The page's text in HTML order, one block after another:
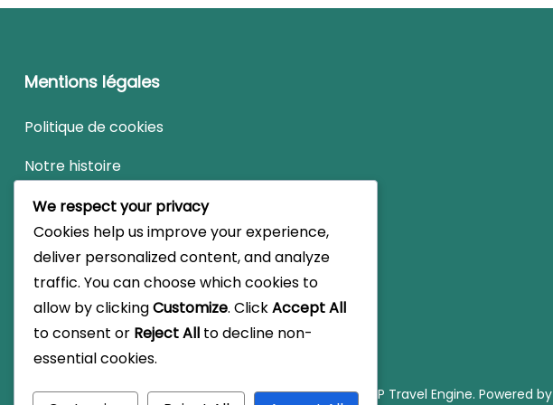
Mentions légales
Politique de cookies
Notre histoire
Termes et conditions
Votre vie privée
Contactez-nous
© Copyright 2026 gunbladesaga.fr. Travel Monster by WP Travel Engine. Powered by
We respect your privacy
Cookies help us improve your experience,
deliver personalized content, and analyze
traffic. You can choose which cookies to
allow by clickingCustomize. ClickAccept All
to consent or Reject All to decline non-
essential cookies.